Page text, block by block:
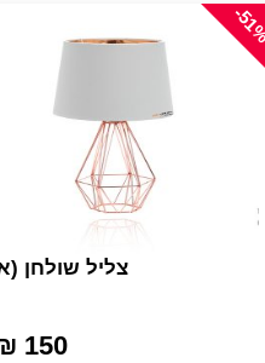
-
צליל שולחן
150 ₪